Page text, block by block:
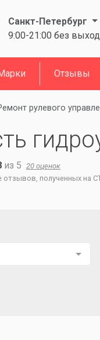
Санкт-Петербург
9:00-21:00 без
Отзывы
рулевого
из 5 20 оценок
отзывов, полученных на